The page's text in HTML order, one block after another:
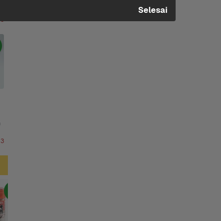
Selesai